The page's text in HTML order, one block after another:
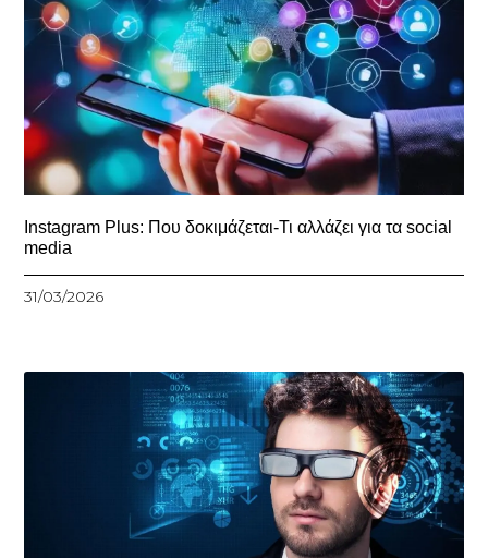
Instagram Plus: Που δοκιμάζεται-Τι αλλάζει για τα social
media
31/03/2026